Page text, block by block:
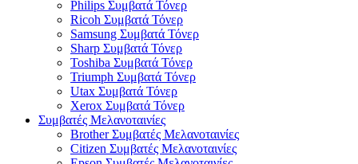
Philips Συμβατά Τόνερ
Ricoh Συμβατά Τόνερ
Samsung Συμβατά Τόνερ
Sharp Συμβατά Τόνερ
Toshiba Συμβατά Τόνερ
Triumph Συμβατά Τόνερ
Utax Συμβατά Τόνερ
Xerox Συμβατά Τόνερ
Συμβατές Μελανοταινίες
Brother Συμβατές Μελανοταινίες
Citizen Συμβατές Μελανοταινίες